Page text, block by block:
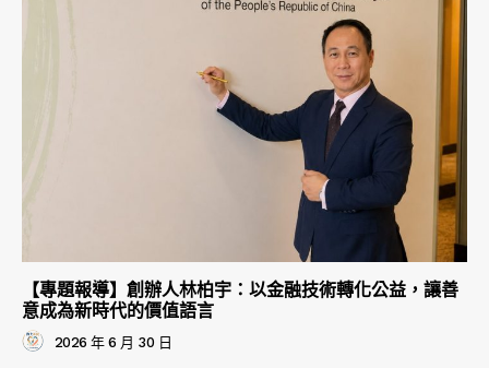
【專題報導】創辦人林柏宇：以金融技術轉化公益，讓善
意成為新時代的價值語言
2026 年 6 月 30 日